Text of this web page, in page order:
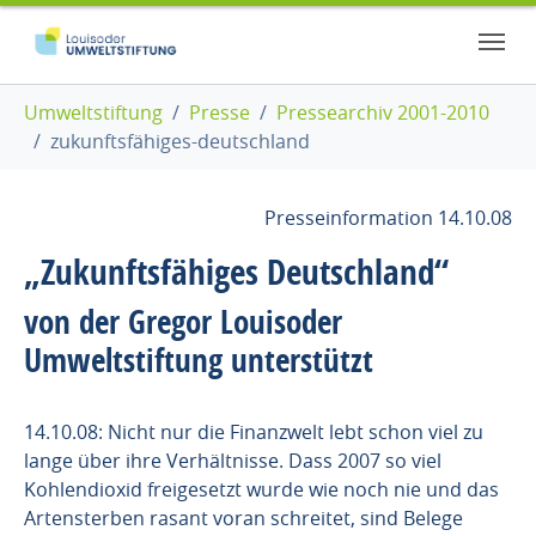
Zum Hauptinhalt springen
Skip to page footer
Umweltstiftung Presse
Pressearchiv 2001-2010
zukunftsfähiges-deutschland
Presseinformation 14.10.08
„Zukunftsfähiges Deutschland“
von der Gregor Louisoder
Umweltstiftung unterstützt
14.10.08: Nicht nur die Finanzwelt lebt schon viel zu
lange über ihre Verhältnisse. Dass 2007 so viel
Kohlendioxid freigesetzt wurde wie noch nie und das
Artensterben rasant voran schreitet, sind Belege